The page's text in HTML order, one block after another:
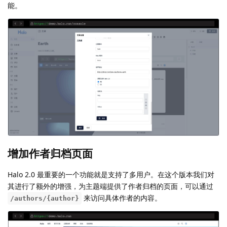
能。
增加作者归档页面
Halo 2.0 最重要的一个功能就是支持了多用户。在这个版本我们对
其进行了额外的增强，为主题端提供了作者归档的页面，可以通过
/authors/{author} 来访问具体作者的内容。